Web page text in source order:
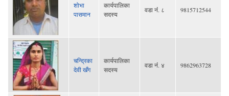
शोभा
पासमान
कार्यपालिका
सदस्य
वडा नंं. ८ 9815712544
चन्द्रिका
देवी खँग
कार्यपालिका
सदस्य
वडा नंं. ४ 9862963728